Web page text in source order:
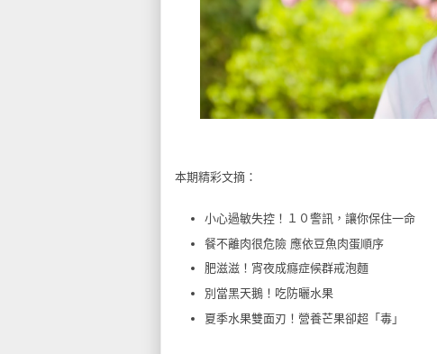
本期精彩文摘：
小心過敏失控！１０警訊，讓你保住一命
餐不離肉很危險 應依豆魚肉蛋順序
肥滋滋！宵夜成癮症候群戒泡麵
別當黑天鵝！吃防曬水果
夏季水果雙面刃！營養芒果卻超「毒」